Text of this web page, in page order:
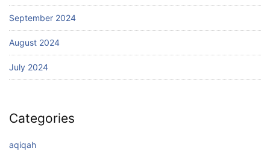
September 2024
August 2024
July 2024
Categories
aqiqah